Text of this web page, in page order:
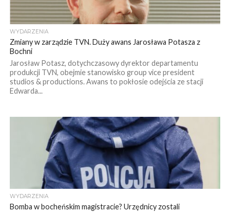
WYDARZENIA
Zmiany w zarządzie TVN. Duży awans Jarosława Potasza z
Bochni
Jarosław Potasz, dotychczasowy dyrektor departamentu
produkcji TVN, obejmie stanowisko group vice president
studios & productions. Awans to pokłosie odejścia ze stacji
Edwarda...
WYDARZENIA
Bomba w bocheńskim magistracie? Urzędnicy zostali